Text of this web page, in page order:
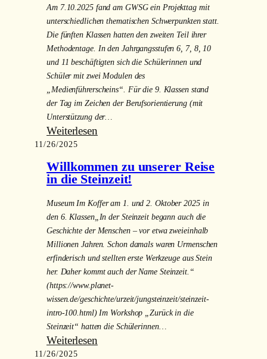
am
6.
Oktober
2025
am
Steller-
Gymnasium
in
den
und
13
Hand-
Ein
Besuch
von
Tobias
Winkler
MdB
in
des
GWSG
am
13.
Oktober
2025
Am 7.10.2025 fand am GWSG ein Projekttag mit
unterschiedlichen thematischen Schwerpunkten statt.
Die fünften Klassen hatten den zweiten Teil ihrer
Methodentage. In den Jahrgangsstufen 6, 7, 8, 10
und 11 beschäftigten sich die Schülerinnen und
Schüler mit zwei Modulen des
„Medienführerscheins“. Für die 9. Klassen stand
der Tag im Zeichen der Berufsorientierung (mit
Unterstützung der…
Weiterlesen:
11/26/2025
Willkommen zu unserer Reise
in die Steinzeit!
Museum Im Koffer am 1. und 2. Oktober 2025 in
den 6. Klassen„In der Steinzeit begann auch die
Geschichte der Menschen – vor etwa zweieinhalb
Millionen Jahren. Schon damals waren Urmenschen
erfinderisch und stellten erste Werkzeuge aus Stein
her. Daher kommt auch der Name Steinzeit.“
(https://www.planet-
wissen.de/geschichte/urzeit/jungsteinzeit/steinzeit-
intro-100.html) Im Workshop „Zurück in die
Steinzeit“ hatten die Schülerinnen…
Weiterlesen:
11/26/2025